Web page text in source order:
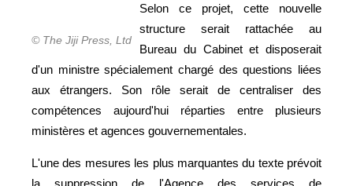
© The Jiji Press, Ltd
Selon ce projet, cette nouvelle
structure serait rattachée au
Bureau du Cabinet et disposerait
d'un ministre spécialement chargé des questions liées
aux étrangers. Son rôle serait de centraliser des
compétences aujourd'hui réparties entre plusieurs
ministères et agences gouvernementales.
L'une des mesures les plus marquantes du texte prévoit
la suppression de l'Agence des services de